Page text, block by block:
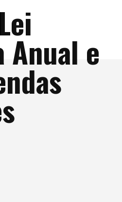
Anual e